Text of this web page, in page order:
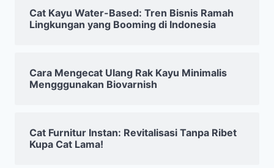
Cat Kayu Water-Based: Tren Bisnis Ramah
Lingkungan yang Booming di Indonesia
Cara Mengecat Ulang Rak Kayu Minimalis
Mengggunakan Biovarnish
Cat Furnitur Instan: Revitalisasi Tanpa Ribet
Kupa Cat Lama!